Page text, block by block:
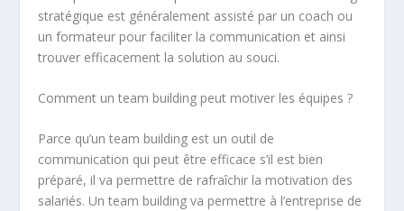
stratégique est généralement assisté par un coach ou
un formateur pour faciliter la communication et ainsi
trouver efficacement la solution au souci.
Comment un team building peut motiver les équipes ?
Parce qu’un team building est un outil de
communication qui peut être efficace s’il est bien
préparé, il va permettre de rafraîchir la motivation des
salariés. Un team building va permettre à l’entreprise de